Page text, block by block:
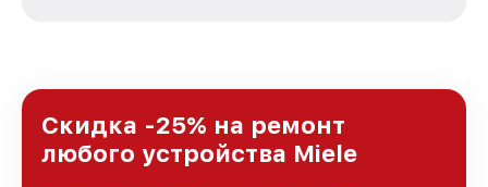
Краснодаре, постоянно повышая уровень
доверия и лояльности наших клиентов.
Скидка -25% на ремонт
любого устройства Miele